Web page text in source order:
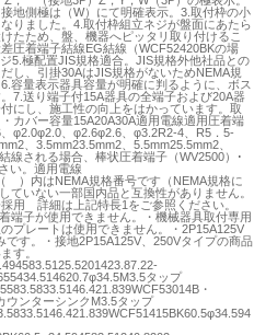
地側極は（W）にて明確表示。3.取付枠の小
りました。4.取付枠組立ネジが盤面にあたら
、盤、機器へピッタリ取り付けるこ
圧着端子結線EG結線（WCF52420BKの場
5.極配置JIS規格適合。JIS規格外他社品との
し、引掛30AはJIS規格がないためNEMA規
容量表示器具容量が明確に判るように、ボス
7.送り端子付15A器具の全端子および20A器
にし、施工性の向上をはかっています。取
カバー容量15A20A30A適用電線適用圧着端
φ2.0φ2.0、φ2.6φ2.6、φ3.2R2-4、R5．5-
、3.5mm23.5mm2、5.5mm25.5mm2、
線される場合、棒状圧着端子（WV2500）･
い。適用電線
はNEMA規格番号です（NEMA規格に
ていない一部国内品と互換性がありません。
用 詳細は上記特長1をご参照ください。
端子が使用できません。・機械器具取付専用
プレートは使用できません。・2P15A125V
です。・接地2P15A125V、250Vタイプの商品
す。
タップ
・
ウンターシンクM3.5タップ